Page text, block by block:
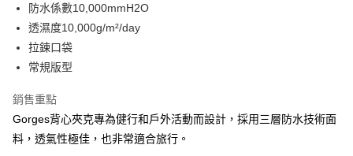
國泰世華商業銀行
臺灣中小企業銀行
匯豐（台灣）商業銀行
聯邦商業銀行
元大商業銀行
台新國際商業銀行
台灣樂天信用卡公司
街口支付
悠遊付
AFTEE先享後付
相關說明
【關於「AFTEE先享後付」】
防水係數10,000mmH2O
透濕度10,000g/m²/day
拉鍊口袋
常規版型
銷售重點
Gorges背心夾克專為健行和戶外活動而設計，採用三層防水技術面
料，透氣性極佳，也非常適合旅行。